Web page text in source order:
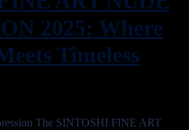
2025: Where
Timeless
The SINTOSHI FINE ART